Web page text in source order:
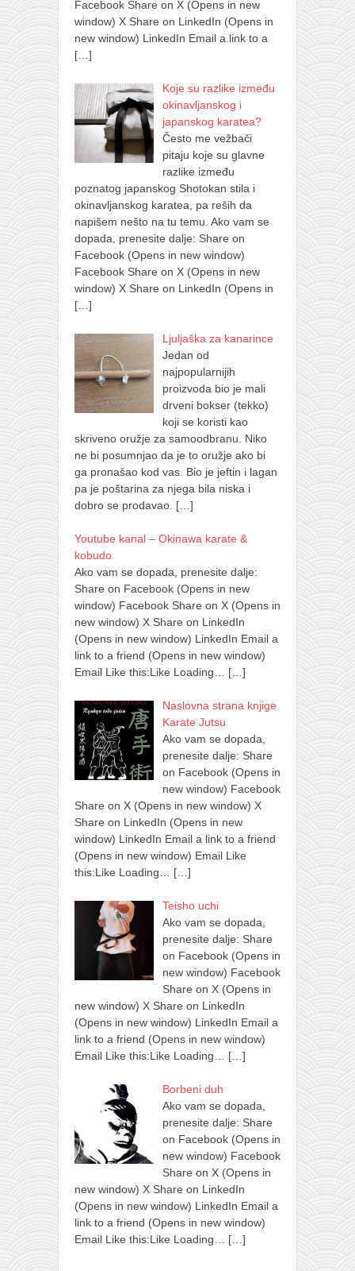
Facebook Share on X (Opens in new
window) X Share on LinkedIn (Opens in
new window) LinkedIn Email a link to a
[…]
Koje su razlike između
okinavljanskog i
japanskog karatea?
Često me vežbači
pitaju koje su glavne
razlike između
poznatog japanskog Shotokan stila i
okinavljanskog karatea, pa reših da
napišem nešto na tu temu. Ako vam se
dopada, prenesite dalje: Share on
Facebook (Opens in new window)
Facebook Share on X (Opens in new
window) X Share on LinkedIn (Opens in
[…]
Ljuljaška za kanarince
Jedan od
najpopularnijih
proizvoda bio je mali
drveni bokser (tekko)
koji se koristi kao
skriveno oružje za samoodbranu. Niko
ne bi posumnjao da je to oružje ako bi
ga pronašao kod vas. Bio je jeftin i lagan
pa je poštarina za njega bila niska i
dobro se prodavao. […]
Youtube kanal – Okinawa karate &
kobudo
Ako vam se dopada, prenesite dalje:
Share on Facebook (Opens in new
window) Facebook Share on X (Opens in
new window) X Share on LinkedIn
(Opens in new window) LinkedIn Email a
link to a friend (Opens in new window)
Email Like this:Like Loading…
[…]
Naslovna strana knjige
Karate Jutsu
Ako vam se dopada,
prenesite dalje: Share
on Facebook (Opens in
new window) Facebook
Share on X (Opens in new window) X
Share on LinkedIn (Opens in new
window) LinkedIn Email a link to a friend
(Opens in new window) Email Like
this:Like Loading…
[…]
Teisho uchi
Ako vam se dopada,
prenesite dalje: Share
on Facebook (Opens in
new window) Facebook
Share on X (Opens in
new window) X Share on LinkedIn
(Opens in new window) LinkedIn Email a
link to a friend (Opens in new window)
Email Like this:Like Loading…
[…]
Borbeni duh
Ako vam se dopada,
prenesite dalje: Share
on Facebook (Opens in
new window) Facebook
Share on X (Opens in
new window) X Share on LinkedIn
(Opens in new window) LinkedIn Email a
link to a friend (Opens in new window)
Email Like this:Like Loading…
[…]